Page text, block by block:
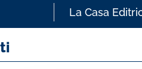
La Casa